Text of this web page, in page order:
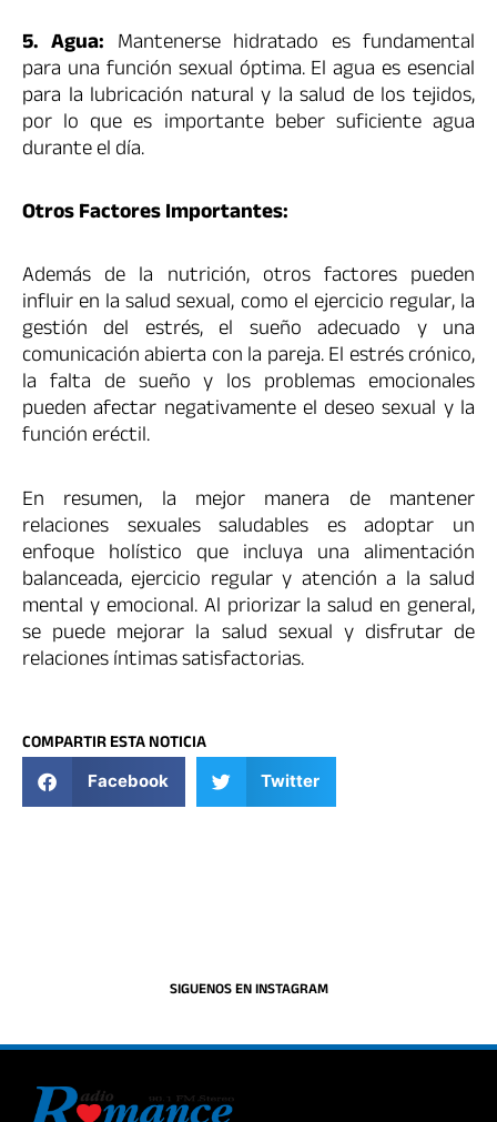
5. Agua: Mantenerse hidratado es fundamental
para una función sexual óptima. El agua es esencial
para la lubricación natural y la salud de los tejidos,
por lo que es importante beber suficiente agua
durante el día.
Otros Factores Importantes:
Además de la nutrición, otros factores pueden
influir en la salud sexual, como el ejercicio regular, la
gestión del estrés, el sueño adecuado y una
comunicación abierta con la pareja. El estrés crónico,
la falta de sueño y los problemas emocionales
pueden afectar negativamente el deseo sexual y la
función eréctil.
En resumen, la mejor manera de mantener
relaciones sexuales saludables es adoptar un
enfoque holístico que incluya una alimentación
balanceada, ejercicio regular y atención a la salud
mental y emocional. Al priorizar la salud en general,
se puede mejorar la salud sexual y disfrutar de
relaciones íntimas satisfactorias.
COMPARTIR ESTA NOTICIA
Facebook Twitter
SIGUENOS EN INSTAGRAM